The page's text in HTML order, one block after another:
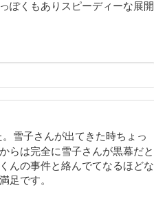
ぽくもありスピーディーな展開
雪子さんが出てきた時ちょっ
らは完全に雪子さんが黒幕だと
んの事件と絡んでてなるほどな
足です。